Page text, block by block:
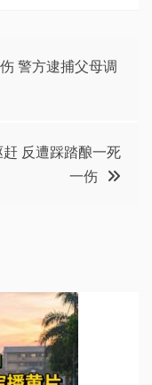
警方逮捕父母调
反遭踩踏酿一死
一伤